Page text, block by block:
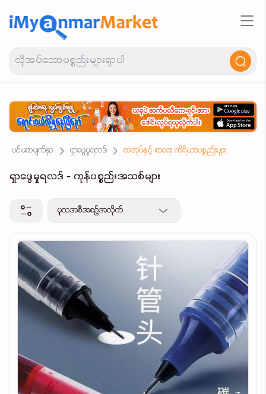
ပင်မစာမျက်နှာ ရှာဖွေမှုရလဒ် စာအုပ်နှင့် စာရေး ကိရိယာပစ္စည်းများ
ရှာဖွေမှုရလဒ် - ကုန်ပစ္စည်းအသစ်များ
မူလအစီအစဉ်အလိုက်